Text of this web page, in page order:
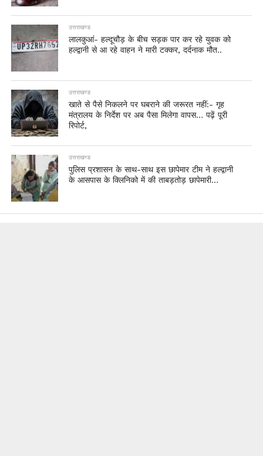
उत्तराखण्ड
लालकुआं- हल्दूचौड़ के बीच सड़क पार कर रहे युवक को
हल्द्वानी से आ रहे वाहन ने मारी टक्कर, दर्दनाक मौत..
उत्तराखण्ड
खाते से पैसे निकलने पर घबराने की जरूरत नहीं:- गृह
मंत्रालय के निर्देश पर अब पैसा मिलेगा वापस… पढ़ें पूरी
रिपोर्ट,
उत्तराखण्ड
पुलिस प्रशासन के साथ-साथ इस छापेमार टीम ने हल्द्वानी
के आसपास के क्लिनिको में की ताबड़तोड़ छापेमारी…